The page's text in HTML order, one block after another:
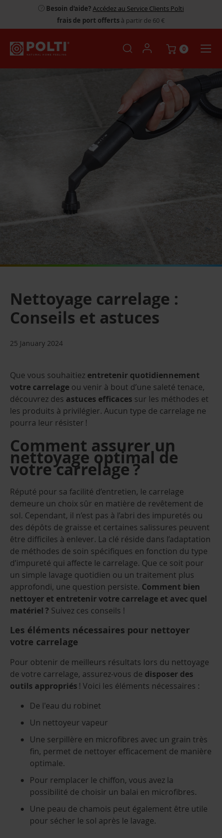
Besoin d'aide?Accédez au Service Clients Polti
frais de port offerts à partir de 60 €
0
Nettoyage carrelage :
Conseils et astuces
25 January 2024
Que vous souhaitiez entretenir quotidiennement
votre carrelage ou venir à bout d’une saleté tenace,
découvrez des astuces efficaces sur les méthodes et
les produits à privilégier. Aucun type de carrelage ne
pourra leur résister !
Comment assurer un
nettoyage optimal de
votre carrelage ?
Réputé pour sa facilité d’entretien, le carrelage
demeure un choix sûr en matière de revêtement de
sol. Cependant, il n’est pas à l’abri des impuretés ou
des dépôts de graisse et certaines salissures peuvent
être difficiles à enlever. La clé réside dans l’adaptation
de méthodes de soin spécifiques en fonction du type
d’impureté qui affecte le carrelage. Que ce soit pour
un simple lavage quotidien ou un traitement plus
approfondi, une question persiste. Comment bien
nettoyer et entretenir votre carrelage et avec quel
matériel ? Suivez ces conseils !
Les éléments nécessaires pour nettoyer
votre carrelage
Pour obtenir de meilleurs résultats lors du nettoyage
de votre carrelage, assurez-vous de disposer des
outils appropriés ! Voici les éléments nécessaires :
De l'eau du robinet
Un nettoyeur vapeur
Une serpillère en microfibres avec un grain très
fin, permet de nettoyer efficacement de manière
optimale.
Pour remplacer le chiffon, vous avez la
possibilité de choisir un balai en microfibres.
Une peau de chamois peut également être utile
pour sécher le sol après le lavage.